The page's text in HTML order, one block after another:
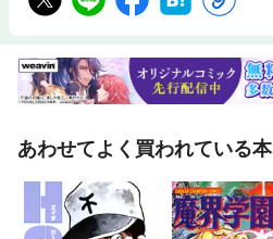
あわせてよく買われている本